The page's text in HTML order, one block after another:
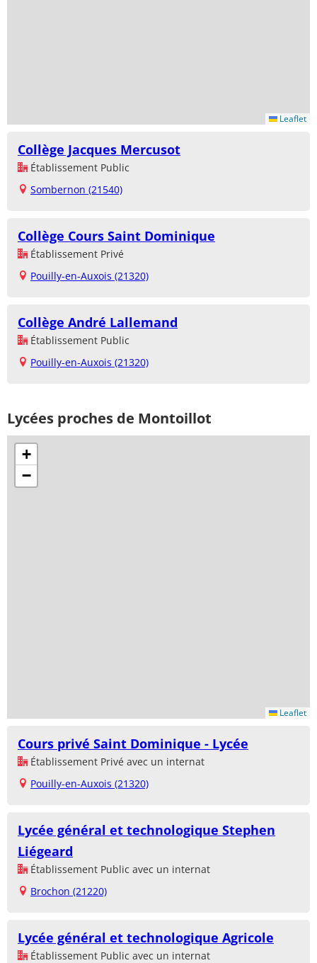
Leaflet
Collège Jacques Mercusot
Établissement Public
Sombernon (21540)
Collège Cours Saint Dominique
Établissement Privé
Pouilly-en-Auxois (21320)
Collège André Lallemand
Établissement Public
Pouilly-en-Auxois (21320)
Lycées proches de Montoillot
+
−
Leaflet
Cours privé Saint Dominique - Lycée
Établissement Privé avec un internat
Pouilly-en-Auxois (21320)
Lycée général et technologique Stephen
Liégeard
Établissement Public avec un internat
Brochon (21220)
Lycée général et technologique Agricole
Établissement Public avec un internat